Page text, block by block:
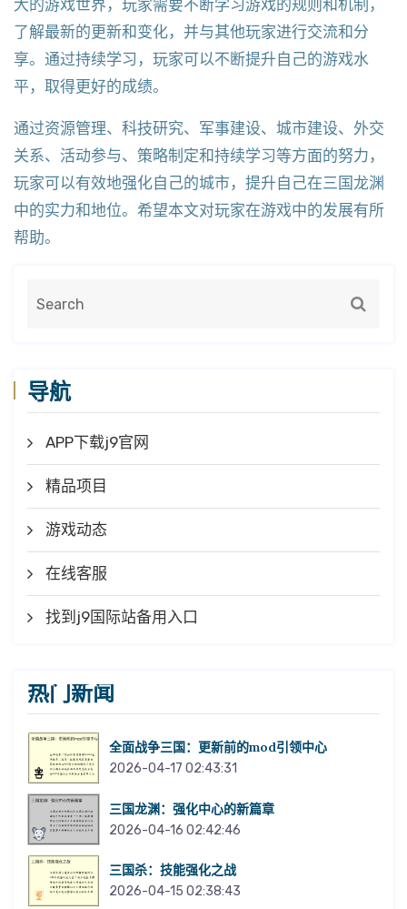
大的游戏世界，玩家需要不断学习游戏的规则和机制，
了解最新的更新和变化，并与其他玩家进行交流和分
享。通过持续学习，玩家可以不断提升自己的游戏水
平，取得更好的成绩。
通过资源管理、科技研究、军事建设、城市建设、外交
关系、活动参与、策略制定和持续学习等方面的努力，
玩家可以有效地强化自己的城市，提升自己在三国龙渊
中的实力和地位。希望本文对玩家在游戏中的发展有所
帮助。
导航
APP下载j9官网
精品项目
游戏动态
在线客服
找到j9国际站备用入口
热门新闻
全面战争三国：更新前的mod引领中心
2026-04-17 02:43:31
三国龙渊：强化中心的新篇章
2026-04-16 02:42:46
三国杀：技能强化之战
2026-04-15 02:38:43